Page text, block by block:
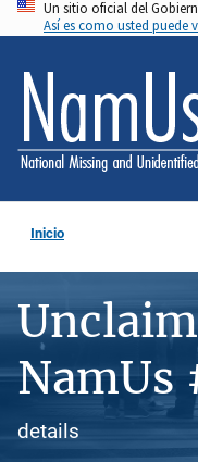
Pasar
al
contenido
principal
Un sitio oficial del
Así es como usted puede
Inicio
NamUs
details